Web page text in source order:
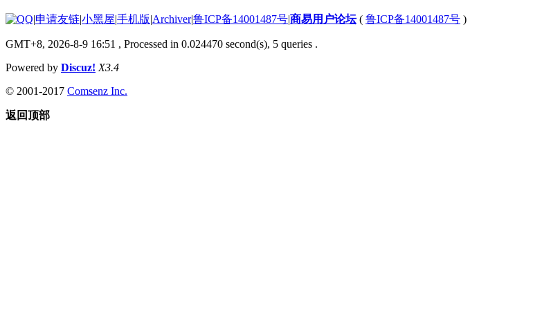
|申请友链|小黑屋|手机版|Archiver|鲁ICP备14001487号|商易用户论坛( 鲁ICP备14001487号 )
GMT+8, 2026-8-9 16:51 , Processed in 0.024470 second(s), 5 queries .
Powered by Discuz! X3.4
© 2001-2017 Comsenz Inc.
返回顶部